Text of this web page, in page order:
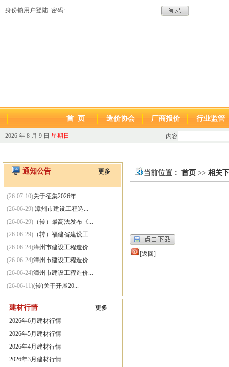
身份锁用户登陆 密码:
首 页 造价协会 厂商报价 行业监管
2026 年 8 月 9 日 星期日 内容
通知公告 更多
(26-07-10)关于征集2026年...
(26-06-29) 漳州市建设工程造...
(26-06-29) （转）最高法发布《...
(26-06-29) （转）福建省建设工...
(26-06-24)漳州市建设工程造价...
(26-06-24)漳州市建设工程造价...
(26-06-24)漳州市建设工程造价...
(26-06-11)(转)关于开展20...
(26-06-11)（转）漳州市住房和...
(26-06-01)(转)住房城乡建设...
(25-09-30) 关于网站系统维护的通知
建材行情
更多
2026年6月建材行情
2026年5月建材行情
2026年4月建材行情
2026年3月建材行情
当前位置： 首页 >> 相关
[返回]